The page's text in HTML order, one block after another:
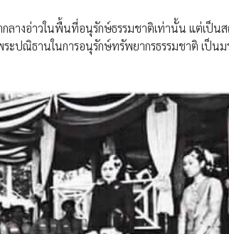
ลางอ่าวในพื้นที่อนุรักษ์ธรรมชาติเท่านั้น แต่เป็น
ปณิธานในการอนุรักษ์ทรัพยากรธรรมชาติ เป็นม